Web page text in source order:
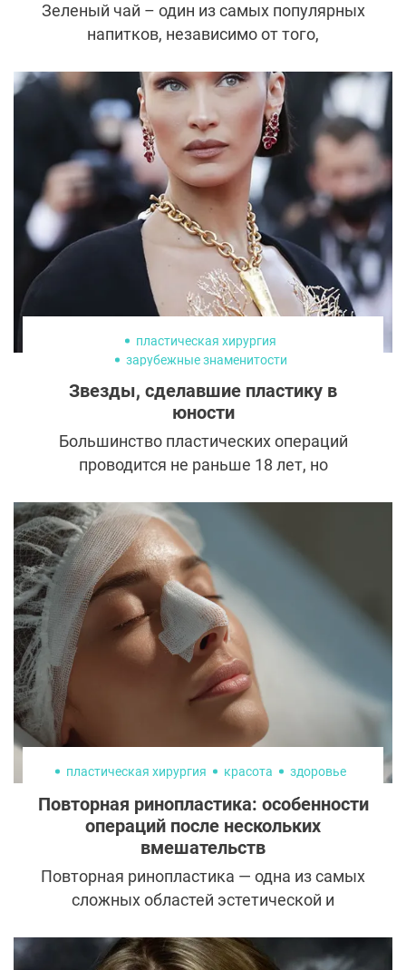
Зеленый чай – один из самых популярных
напитков, независимо от того,
льдом.
пластическая хирургия
зарубежные знаменитости
Звезды, сделавшие пластику в
юности
Большинство пластических операций
проводится не раньше 18 лет, но
хирургу до совершеннолетия. Кто из
селебрити сделал первую пластику еще в
юности?
пластическая хирургия красота здоровье
Повторная ринопластика: особенности
операций после нескольких
вмешательств
Повторная ринопластика — одна из самых
сложных областей эстетической и
первичная операция чаще воспринимается